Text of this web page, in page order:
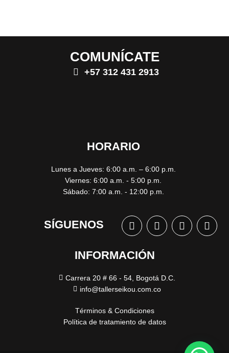
COMUNÍCATE
+57 312 431 2913
HORARIO
Lunes a Jueves: 6:00 a.m. – 6:00 p.m.
Viernes: 6:00 a.m. - 5:00 p.m.
Sábado: 7:00 a.m. - 12:00 p.m.
SÍGUENOS
INFORMACIÓN
Carrera 20 # 66 - 54, Bogotá D.C.
info@tallerseikou.com.co
Términos & Condiciones
Política de tratamiento de datos